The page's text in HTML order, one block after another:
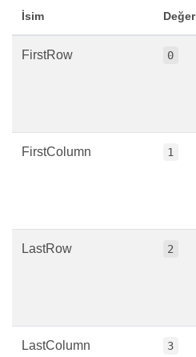
İsim Değer
FirstRow 0
FirstColumn 1
LastRow 2
LastColumn 3